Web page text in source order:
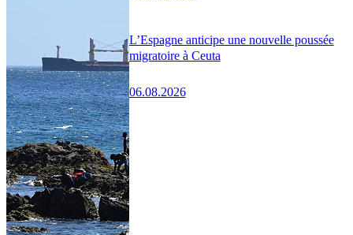
L’Espagne anticipe une nouvelle poussée
migratoire à Ceuta
06.08.2026